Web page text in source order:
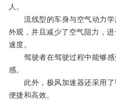
人。
流线型的车身与空气动力学
外观，并且减少了空气阻力，
速度。
驾驶者在驾驶过程中能够感
感。
此外，极风加速器还采用了
便捷和高效。